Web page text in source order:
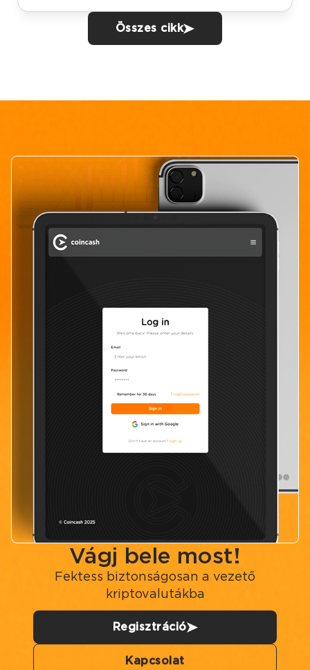
Összes cikk
Vágj bele most!
Fektess biztonságosan a vezető
kriptovalutákba
Regisztráció
Kapcsolat